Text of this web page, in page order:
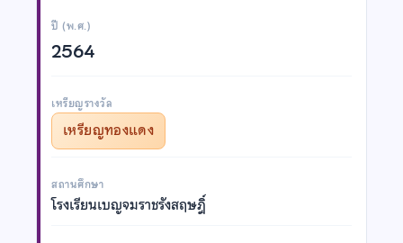
ปี (พ.ศ.)
2564
เหรียญรางวัล
เหรียญทองแดง
สถานศึกษา
โรงเรียนเบญจมราชรังสฤษฎิ์